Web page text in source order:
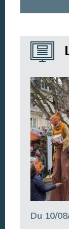
Annuaire
Annuaire
Du 10/